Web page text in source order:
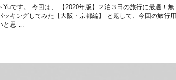
Yuです。 今回は、 【2020年版】２泊３日の旅行に最適！無
ッキングしてみた【大阪・京都編】 と題して、今回の旅行用
と思 …